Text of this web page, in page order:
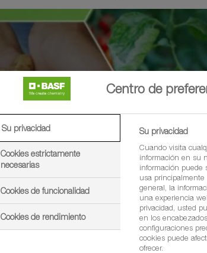
Acepto la transferencia de datos
proporcionados por YouTube. He
Centro de
Su privacidad
Cookies estrictamente
necesarias
Cookies de funcionalidad
Cookies de rendimiento
Su privacidad
Cuando visita
información en su
información puede
usa
general, la
una experiencia
privacidad, usted
en los
configuraciones
cookies puede
ofrecer.